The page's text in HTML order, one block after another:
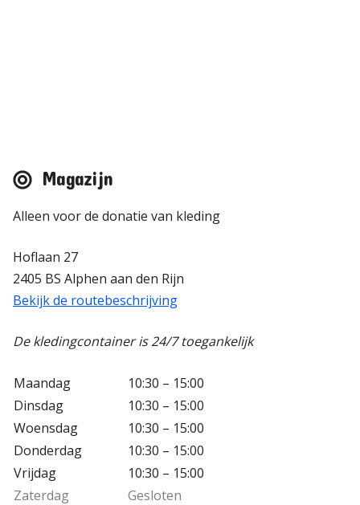
Magazijn
Alleen voor de donatie van kleding
Hoflaan 27
2405 BS Alphen aan den Rijn
Bekijk de routebeschrijving
De kledingcontainer is 24/7 toegankelijk
Maandag
10:30 – 15:00
Dinsdag
10:30 – 15:00
Woensdag
10:30 – 15:00
Donderdag
10:30 – 15:00
Vrijdag
10:30 – 15:00
Zaterdag
Gesloten